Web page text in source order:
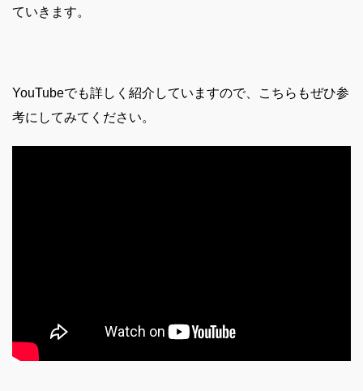
ていきます。
YouTubeでも詳しく紹介していますので、こちらもぜひ参
考にしてみてください。